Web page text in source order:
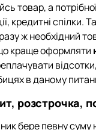
товар, а
кредитні
ж необхідний
краще оформляти
відсотки,
в даному
розстрочка,
бере певну суму